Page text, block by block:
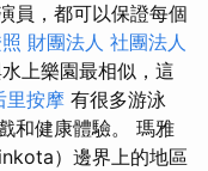
員，都可以保證每個
財團法人 社團法人
上樂園最相似，這
里按摩 有很多游泳
和健康體驗。 瑪雅
）邊界上的地區